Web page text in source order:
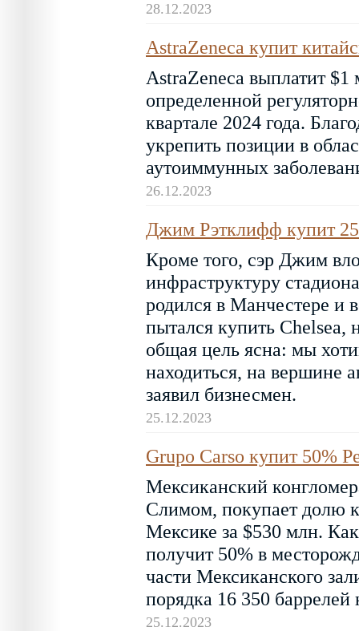
28.12.2023
AstraZeneca купит
AstraZeneca выплатит
определенной
квартале 2024 года.
укрепить позиции в
аутоиммунных
26.12.2023
Джим Рэтклифф купит
Кроме того, сэр Джим
инфраструктуру
родился в Манчестере и
пытался купить Chelsea,
общая цель ясна: мы
находиться, на вершине
заявил бизнесмен.
25.12.2023
Grupo Carso купит 50%
Мексиканский
Слимом, покупает долю
Мексике за $530 млн. Как
получит 50% в
части Мексиканского
порядка 16 350 баррелей
25.12.2023